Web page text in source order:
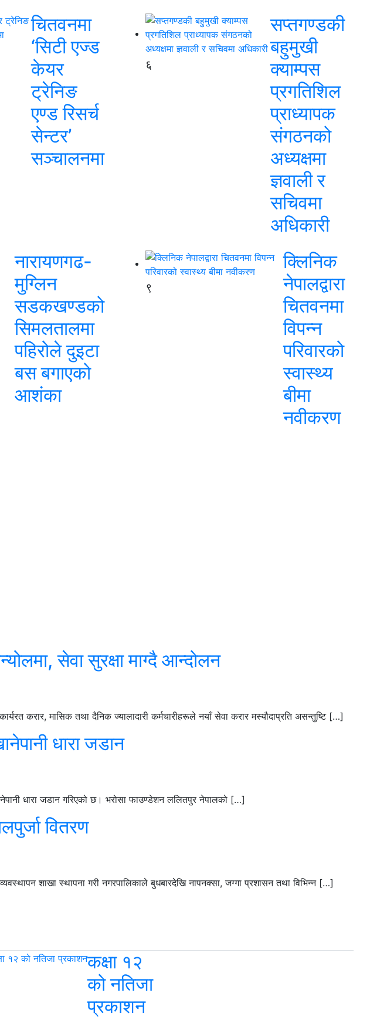
चितवनमा
‘सिटी एज्ड
केयर
ट्रेनिङ
एण्ड रिसर्च
सेन्टर’
सञ्चालनमा
६
सप्तगण्डकी
बहुमुखी
क्याम्पस
प्रगतिशिल
प्राध्यापक
संगठनको
अध्यक्षमा
ज्ञवाली र
सचिवमा
अधिकारी
नारायणगढ-
मुग्लिन
सडकखण्डको
सिमलतालमा
पहिरोले दुइटा
बस बगाएको
आशंका
९
क्लिनिक
नेपालद्वारा
चितवनमा
विपन्न
परिवारको
स्वास्थ्य
बीमा
नवीकरण
सेवा सुरक्षा माग्दै आन्दोलन
करार, मासिक तथा दैनिक ज्यालादारी कर्मचारीहरूले नयाँ सेवा करार मस्यौदाप्रति असन्तुष्टि […]
धारा जडान
धारा जडान गरिएको छ। भरोसा फाउण्डेशन ललितपुर नेपालको […]
वितरण
शाखा स्थापना गरी नगरपालिकाले बुधबारदेखि नापनक्सा, जग्गा प्रशासन तथा विभिन्न […]
कक्षा १२
को नतिजा
प्रकाशन